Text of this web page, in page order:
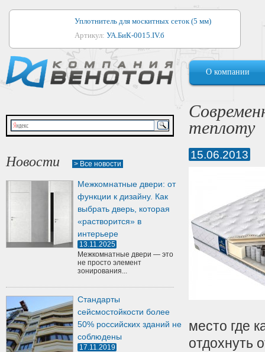
Уплотнитель для москитных сеток (5 мм)
Артикул: УА.БиК-0015.IV.б
Уплотнитель для алюминиевых окон
Артикул:1044
Уплотнитель для деревянных окон
Артикул:УМ.БиК-0062.IV.б
Уплотнитель лоджиевый для (4, 5, 6 мм)
Артикул:
О компании
Новости > Все новости
Межкомнатные двери: от
функции к дизайну. Как
выбрать дверь, которая
«растворится» в
интерьере
13.11.2025
Межкомнатные двери — это
не просто элемент
зонирования...
Стандарты
сейсмостойкости более
50% российских зданий не
соблюдены
17.11.2019
теплоту
15.06.2013
место где
отдохнуть